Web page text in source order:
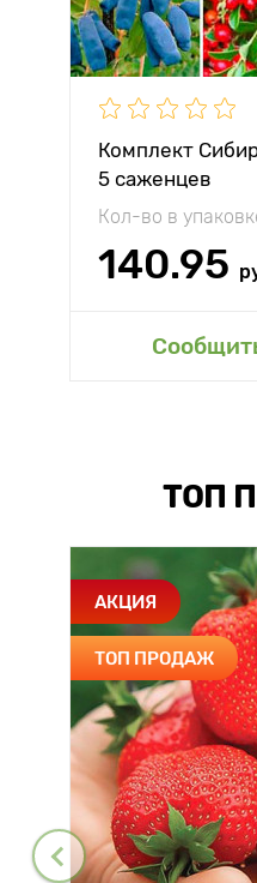
Комплект
5 саженцев
Кол-во в
140.95
ТОП
АКЦИЯ
ТОП ПРОДАЖ